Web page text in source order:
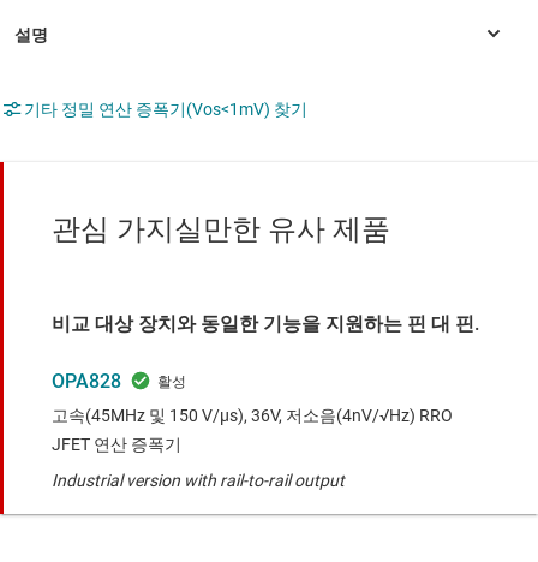
기타 정밀 연산 증폭기(Vos<1mV) 찾기
관심 가지실만한 유사 제품
비교 대상 장치와 동일한 기능을 지원하는 핀 대 핀.
OPA828
고속(45MHz 및 150 V/μs), 36V, 저소음(4nV/√Hz) RRO
JFET 연산 증폭기
Industrial version with rail-to-rail output